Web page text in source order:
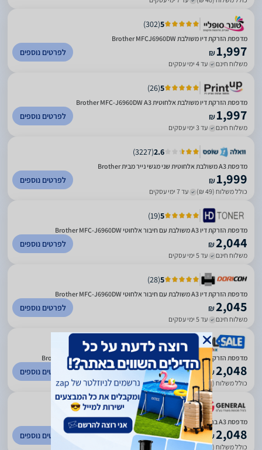
5
(
302
)
מדפסת ‏הזרקת דיו ‏משולבת Brother MFCJ6960DW
₪1,997
משלוח חינם עד 4 ימי עסקים
לפרטים נוספים
5
(
26
)
מדפסת הזרקת דיו משולבת אלחוטית Brother MFC-J6960DW A3
₪1,997
משלוח חינם עד 3 ימי עסקים
לפרטים נוספים
2.6
(
3227
)
מדפסת A3 משולבת אלחוטית שני מגשי נייר מבית Brother
₪1,999
כולל משלוח (49 ₪) עד 7 ימי עסקים
לפרטים נוספים
5
(
19
)
מדפסת הזרקת דיו A3 משולבת עם חיבור אלחוטי Brother MFC-J6960DW
₪2,044
משלוח חינם עד 5 ימי עסקים
לפרטים נוספים
5
(
28
)
מדפסת הזרקת דיו A3 משולבת עם חיבור אלחוטי Brother MFC-J6960DW
₪2,045
משלוח חינם עד 5 ימי עסקים
לפרטים נוספים
1
(
2594
)
מדפסת הזרקת דיו משולבת אלחוטית כולל 2 מגשי נייר Brother MFC-J6960DW
₪2,048
כולל משלוח (49 ₪) עד 14 ימי עסקים
לפרטים נוספים
5
87
מדפסת A3 ברדר משולבת Brother MFC-J6960DW שני מגשי נייר
₪2,048
כולל משלוח (49 ₪)
לפרטים נוספים